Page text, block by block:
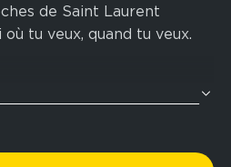
de Saint Laurent
tu veux, quand tu veux.
un athlète ? Nos zones
pour te challenger
rameur, wall balls, sled